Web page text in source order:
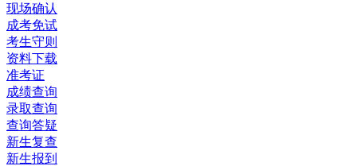
现场确认
成考免试
考生守则
资料下载
准考证
成绩查询
录取查询
查询答疑
新生复查
新生报到